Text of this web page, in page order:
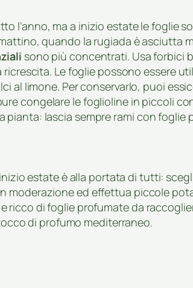
l’anno, ma a inizio estate le foglie
quando la rugiada è asciutta
sono più concentrati. Usa forbici
Le foglie possono essere
al limone. Per conservarlo, puoi
congelare le foglioline in piccoli
lascia sempre rami con foglie
estate è alla portata di tutti:
moderazione ed effettua piccole
ricco di foglie profumate da
di profumo mediterraneo.